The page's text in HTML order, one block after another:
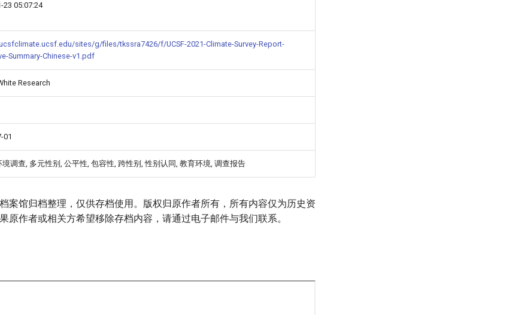
23 05:07:24
sites/g/files/tkssra7426/f/UCSF-2021-Climate-Survey-Report-
Summary-Chinese-v1.pdf
Research
01
境调查, 多元性别, 公平性, 包容性, 跨性别, 性别认同, 教育环境, 调查报告
案馆归档整理，仅供存档使用。版权归原作者所有，所有内容仅为历史资
原作者或相关方希望移除存档内容，请通过电子邮件与我们联系。